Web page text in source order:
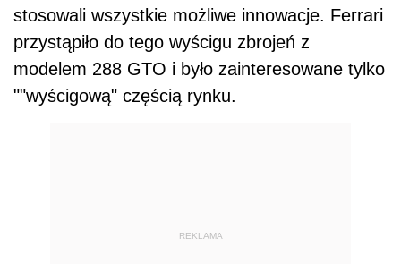
stosowali wszystkie możliwe innowacje. Ferrari
przystąpiło do tego wyścigu zbrojeń z
modelem 288 GTO i było zainteresowane tylko
""wyścigową" częścią rynku.
REKLAMA